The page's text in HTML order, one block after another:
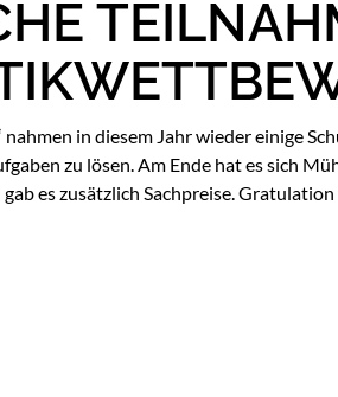
in diesem Jahr wieder einige
zu lösen. Am Ende hat es sich
es zusätzlich Sachpreise.